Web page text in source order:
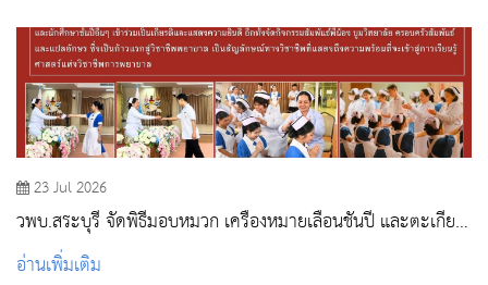
23 Jul 2026
วพบ.สระบุรี จัดพิธีมอบหมวก เครื่องหมายเลื่อนชั้นปี และตะเกียง
ประจำปีการศึกษา 2569
อ่านเพิ่มเติม